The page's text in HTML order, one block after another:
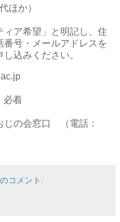
ほか）
ィア希望」と明記し、住
号・メールアドレスを
込みください。
必着
の会窓口 （電話：
コメント: